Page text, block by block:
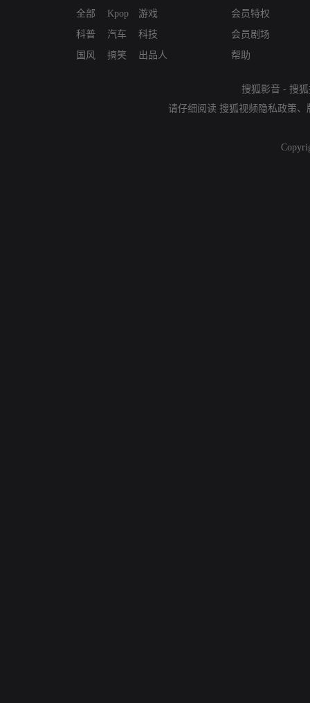
全部
科普
国风
Kpop
汽车
搞笑
游戏
科技
出品人
会员特权
会员剧场
帮助
搜狐影音 - 搜
请仔细阅读 搜狐视频隐私政策、